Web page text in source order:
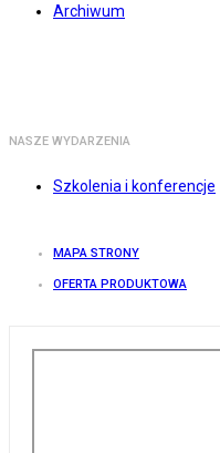
Archiwum
NASZE WYDARZENIA
Szkolenia i konferencje
MAPA STRONY
OFERTA PRODUKTOWA